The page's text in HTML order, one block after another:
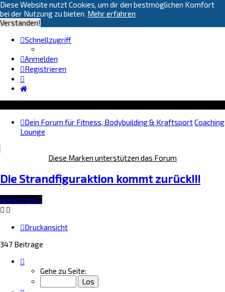
Diese Website nutzt Cookies, um dir den bestmöglichen Komfort
bei der Nutzung zu bieten. Mehr erfahren
Verstanden!
Schnellzugriff
Anmelden
Registrieren
Dein Forum für Fitness, Bodybuilding & KraftsportCoaching
Lounge
Diese Marken unterstützen das Forum
Die Strandfiguraktion kommt zurück!!!
Antworten
Druckansicht
347 Beiträge
von
Gehe zu Seite: